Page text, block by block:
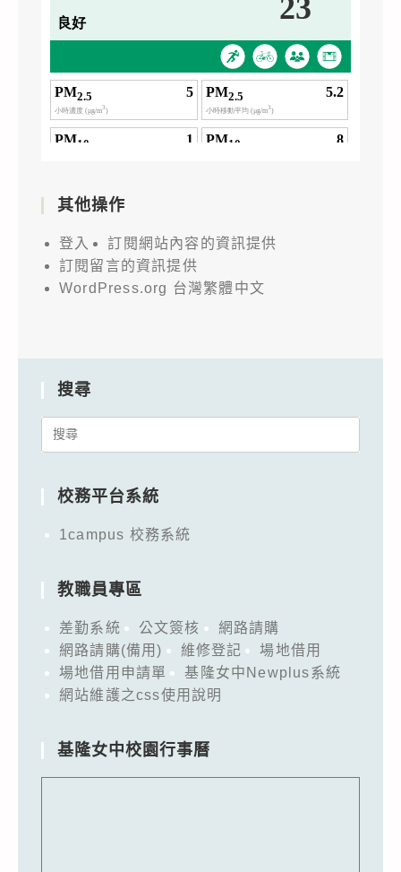
其他操作
登入
訂閱網站內容的資訊提供
訂閱留言的資訊提供
WordPress.org 台灣繁體中文
搜尋
Search
校務平台系統
1campus 校務系統
教職員專區
差勤系統 公文簽核
網路請購
網路請購(備用)
維修登記
場地借用
場地借用申請單
基隆女中Newplus系統
網站維護之css使用說明
基隆女中校園行事曆